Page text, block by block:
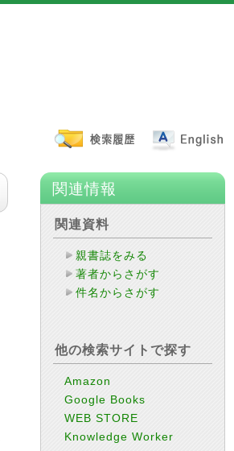
関連情報
関連資料
親書誌をみる
著者からさがす
件名からさがす
他の検索サイトで探す
Amazon
Google Books
WEB STORE
Knowledge Worker